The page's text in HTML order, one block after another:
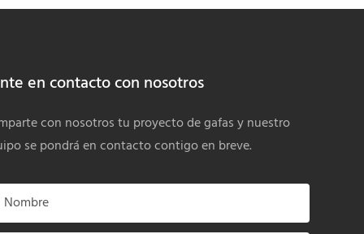
en contacto con nosotros
con nosotros tu proyecto de gafas y nuestro
se pondrá en contacto contigo en breve.
Nombre